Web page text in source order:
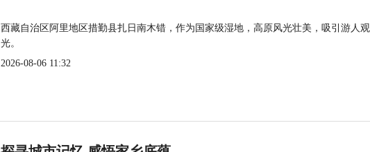
西藏自治区阿里地区措勤县扎日南木错，作为国家级湿地，高原风光壮美，吸引游人观
光。
2026-08-06 11:32